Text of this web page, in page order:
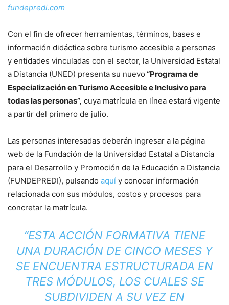
fundepredi.com
Con el fin de ofrecer herramientas, términos, bases e
información didáctica sobre turismo accesible a personas
y entidades vinculadas con el sector, la Universidad Estatal
a Distancia (UNED) presenta su nuevo “Programa de
Especialización en Turismo Accesible e Inclusivo para
todas las personas”, cuya matrícula en línea estará vigente
a partir del primero de julio.
Las personas interesadas deberán ingresar a la página
web de la Fundación de la Universidad Estatal a Distancia
para el Desarrollo y Promoción de la Educación a Distancia
(FUNDEPREDI), pulsando aquí y conocer información
relacionada con sus módulos, costos y procesos para
concretar la matrícula.
“ESTA ACCIÓN FORMATIVA TIENE
UNA DURACIÓN DE CINCO MESES Y
SE ENCUENTRA ESTRUCTURADA EN
TRES MÓDULOS, LOS CUALES SE
SUBDIVIDEN A SU VEZ EN